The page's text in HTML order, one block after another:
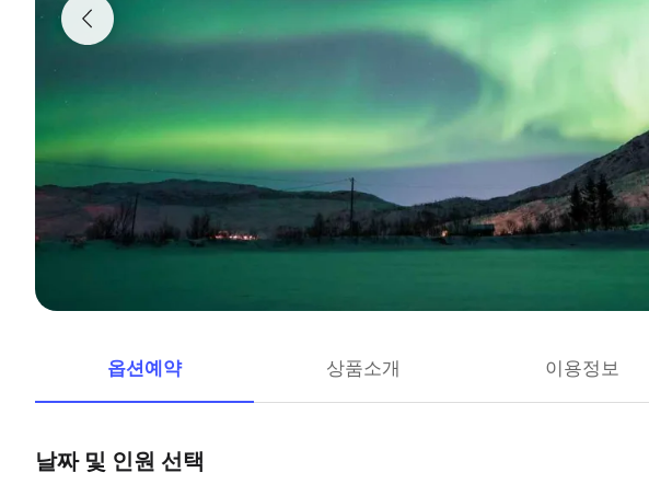
옵션예약 상품소개 이용정보
날짜 및 인원 선택